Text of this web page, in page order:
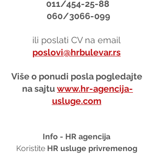
011/454-25-88
060/3066-099
ili poslati CV na email
poslovi@hrbulevar.rs
Više o ponudi posla pogledajte
na sajtu www.hr-agencija-
usluge.com
Info - HR agencija
Koristite HR usluge privremenog